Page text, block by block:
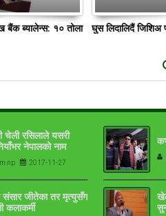
बैंक ब्यालेन्स: १० तोला
घुस लिदालिदैं जिशिअ
चेली रसिलाले यसरी
नेपालको नाम
2017-11-27
संसार जीतेका तर मृत्युसँग
कलाकर्मी